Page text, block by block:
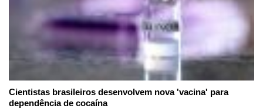
Cientistas brasileiros desenvolvem nova 'vacina' para
dependência de cocaína